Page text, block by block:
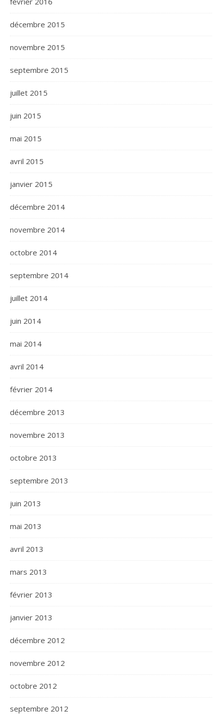
décembre 2015
novembre 2015
septembre 2015
juillet 2015
juin 2015
mai 2015
avril 2015
janvier 2015
décembre 2014
novembre 2014
octobre 2014
septembre 2014
juillet 2014
juin 2014
mai 2014
avril 2014
février 2014
décembre 2013
novembre 2013
octobre 2013
septembre 2013
juin 2013
mai 2013
avril 2013
mars 2013
février 2013
janvier 2013
décembre 2012
novembre 2012
octobre 2012
septembre 2012